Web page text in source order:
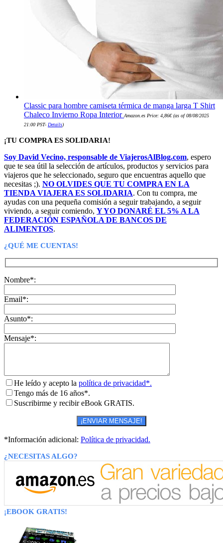
Classic para hombre camiseta térmica de manga larga T Shirt
Chaleco Invierno Ropa Interior Amazon.es Price: 4,86€(as of 08/08/2025
21:00 PST- Details)
¡TU COMPRA ES SOLIDARIA!
Soy David Vecino, responsable de ViajerosAlBlog.com, espero
que te sea útil la selección de artículos, productos y servicios para
viajeros que he seleccionado, seguro que encuentras aquello que
necesitas ;). NO OLVIDES QUE TU COMPRA EN LA
TIENDA VIAJERA ES SOLIDARIA. Con tu compra, me
ayudas con una pequeña comisión a seguir trabajando, a seguir
viviendo, a seguir comiendo, Y YO DONARÉ EL 5% A LA
FEDERACIÓN ESPAÑOLA DE BANCOS DE
ALIMENTOS.
¿QUÉ ME CUENTAS!
Nombre*:
Email*:
Asunto*:
Mensaje*:
He leído y acepto la política de privacidad*.
Tengo más de 16 años*.
Suscribirme y recibir eBook GRATIS.
*Información adicional: Política de privacidad.
¿NECESITAS ALGO?
¡EBOOK GRATIS!